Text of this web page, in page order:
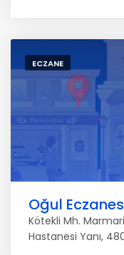
ECZANE
Oğul
Kötekli Mh.
Hastanesi Yanı,